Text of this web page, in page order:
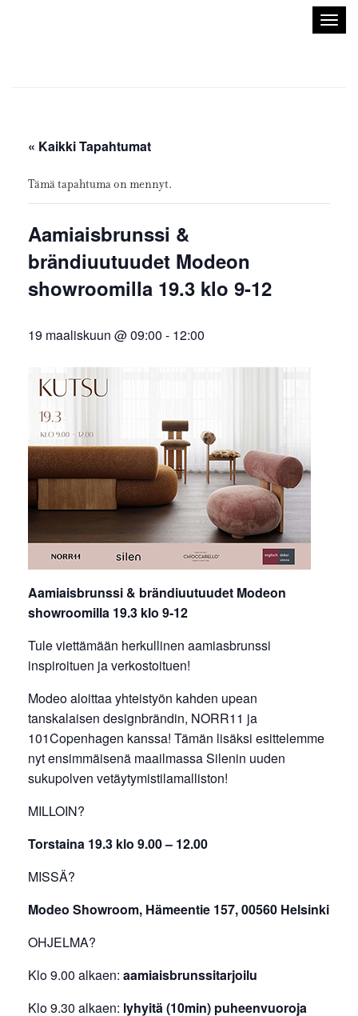
« Kaikki Tapahtumat
Tämä tapahtuma on mennyt.
Aamiaisbrunssi &
brändiuutuudet Modeon
showroomilla 19.3 klo 9-12
19 maaliskuun @ 09:00 - 12:00
Aamiaisbrunssi & brändiuutuudet Modeon
showroomilla 19.3 klo 9-12
Tule viettämään herkullinen aamiasbrunssi
inspiroituen ja verkostoituen!
Modeo aloittaa yhteistyön kahden upean
tanskalaisen designbrändin, NORR11 ja
101Copenhagen kanssa! Tämän lisäksi esittelemme
nyt ensimmäisenä maailmassa Silenin uuden
sukupolven vetäytymistilamalliston!
MILLOIN?
Torstaina 19.3 klo 9.00 – 12.00
MISSÄ?
Modeo Showroom, Hämeentie 157, 00560 Helsinki
OHJELMA?
Klo 9.00 alkaen: aamiaisbrunssitarjoilu
Klo 9.30 alkaen: lyhyitä (10min) puheenvuoroja